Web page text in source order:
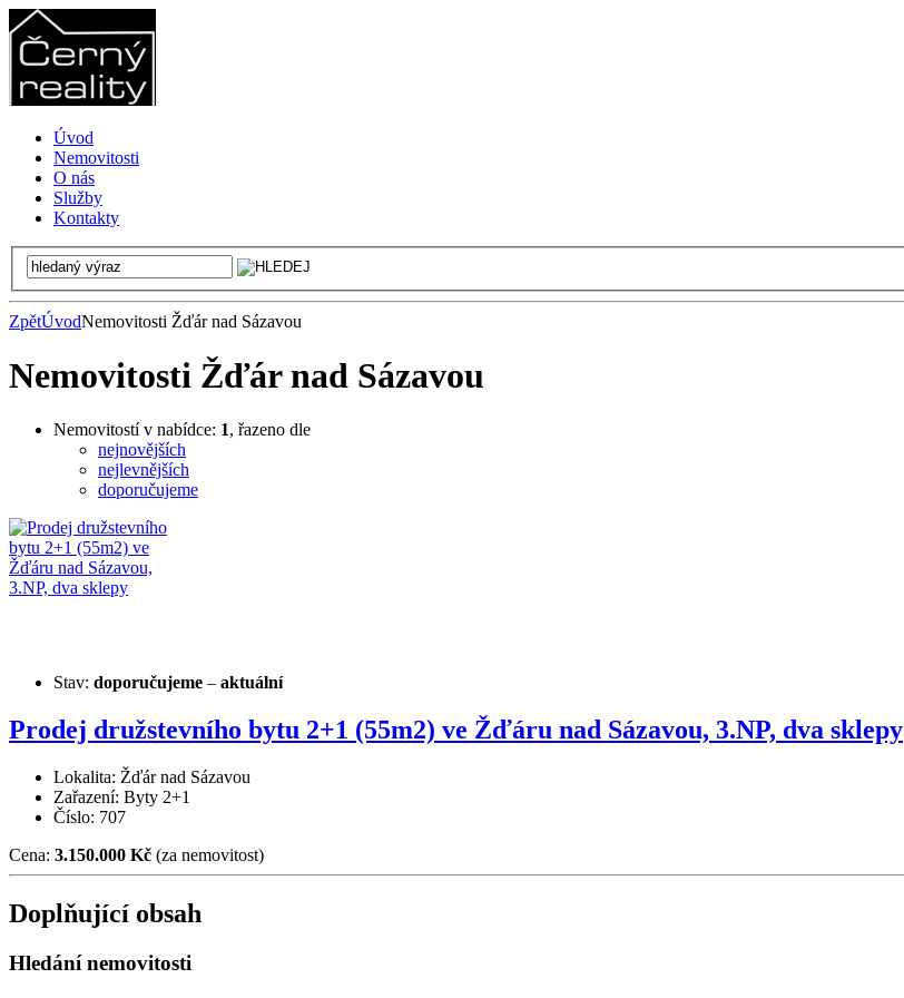
Úvod
Nemovitosti
O nás
Služby
Kontakty
ZpětÚvodNemovitosti Žďár nad Sázavou
Nemovitosti Žďár nad Sázavou
Nemovitostí v nabídce: 1, řazeno dle
nejnovějších
nejlevnějších
doporučujeme
Stav: doporučujeme – aktuální
Prodej družstevního bytu 2+1 (55m2) ve Žďáru nad Sázavou, 3.NP, dva sklepy
Lokalita: Žďár nad Sázavou
Zařazení: Byty 2+1
Číslo: 707
Cena: 3.150.000 Kč (za nemovitost)
Doplňující obsah
Hledání nemovitosti